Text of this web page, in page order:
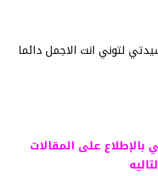
لتوني انت الاجمل دائما
على المقالات